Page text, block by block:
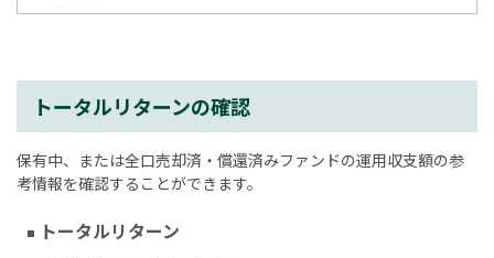
トータルリターンの確認
保有中、または全口売却済・償還済みファンドの運用収支額の参
考情報を確認することができます。
トータルリターン